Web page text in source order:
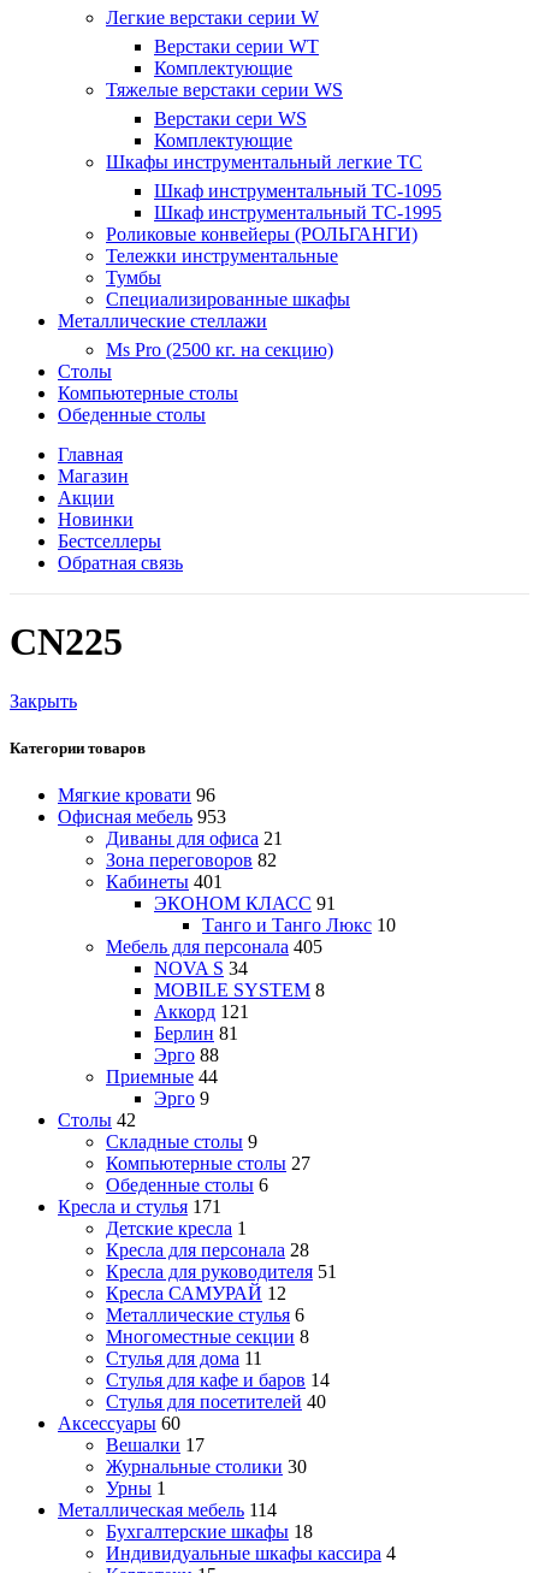
Легкие верстаки серии W
Верстаки серии WT
Комплектующие
Тяжелые верстаки серии WS
Верстаки сери WS
Комплектующие
Шкафы инструментальный легкие ТС
Шкаф инструментальный TC-1095
Шкаф инструментальный TC-1995
Роликовые конвейеры (РОЛЬГАНГИ)
Тележки инструментальные
Тумбы
Специализированные шкафы
Металлические стеллажи
Ms Pro (2500 кг. на секцию)
Столы
Компьютерные столы
Обеденные столы
Главная
Магазин
Акции
Новинки
Бестселлеры
Обратная связь
CN225
Закрыть
Категории товаров
Мягкие кровати 96
Офисная мебель 953
Диваны для офиса 21
Зона переговоров 82
Кабинеты 401
ЭКОНОМ КЛАСС 91
Танго и Танго Люкс 10
Мебель для персонала 405
NOVA S 34
MOBILE SYSTEM 8
Аккорд 121
Берлин 81
Эрго 88
Приемные 44
Эрго 9
Столы 42
Складные столы 9
Компьютерные столы 27
Обеденные столы 6
Кресла и стулья 171
Детские кресла 1
Кресла для персонала 28
Кресла для руководителя 51
Кресла САМУРАЙ 12
Металлические стулья 6
Многоместные секции 8
Стулья для дома 11
Стулья для кафе и баров 14
Стулья для посетителей 40
Аксессуары 60
Вешалки 17
Журнальные столики 30
Урны 1
Металлическая мебель 114
Бухгалтерские шкафы 18
Индивидуальные шкафы кассира 4